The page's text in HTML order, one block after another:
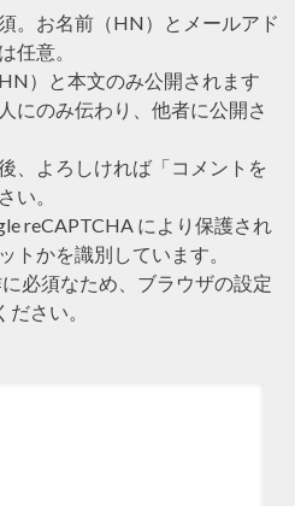
。お名前（HN）とメールアド
任意。
）と本文のみ公開されます
にのみ伝わり、他者に公開さ
、よろしければ「コメントを
い。
reCAPTCHA により保護され
トかを識別しています。
必須なため、ブラウザの設定
さい。